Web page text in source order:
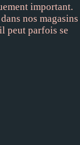
important.
nos magasins
peut parfois se